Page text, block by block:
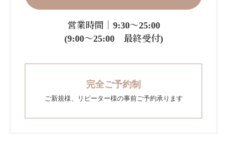
営業時間｜9:30～25:00
(9:00～25:00 最終受付)
完全ご予約制
ご新規様、リピーター様の事前ご予約承ります